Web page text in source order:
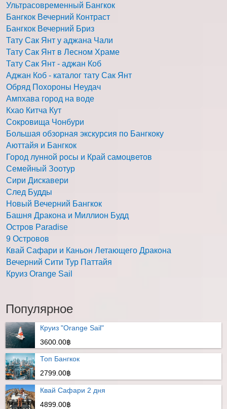
Ультрасовременный Бангкок
Бангкок Вечерний Контраст
Бангкок Вечерний Бриз
Тату Сак Янт у аджана Чали
Тату Сак Янт в Лесном Храме
Тату Сак Янт - аджан Коб
Аджан Коб - каталог тату Сак Янт
Обряд Похороны Неудач
Ампхава город на воде
Кхао Китча Кут
Сокровища Чонбури
Большая обзорная экскурсия по Бангкоку
Аюттайя и Бангкок
Город лунной росы и Край самоцветов
Семейный Зоотур
Сири Дискавери
След Будды
Новый Вечерний Бангкок
Башня Дракона и Миллион Будд
Остров Paradise
9 Островов
Квай Сафари и Каньон Летающего Дракона
Вечерний Сити Тур Паттайя
Круиз Orange Sail
Популярное
Круиз "Orange Sail"
3600.00฿
Топ Бангкок
2799.00฿
Квай Сафари 2 дня
4899.00฿